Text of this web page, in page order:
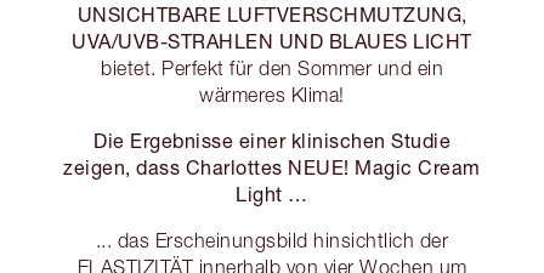
UNSICHTBARE LUFTVERSCHMUTZUNG,
UVA/UVB-STRAHLEN UND BLAUES LICHT
bietet. Perfekt für den Sommer und ein
wärmeres Klima!
Die Ergebnisse einer klinischen Studie
zeigen, dass Charlottes NEUE! Magic Cream
Light …
... das Erscheinungsbild hinsichtlich der
ELASTIZITÄT innerhalb von vier Wochen um